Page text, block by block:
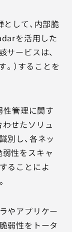
して、内部脆
を活用した
サービスは、
）することを
管理に関す
せたソリュ
別し、各ネッ
性をスキャ
ることによ
やアプリケー
弱性をトータ